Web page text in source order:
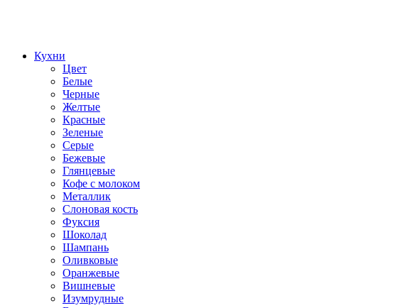
Кухни
Цвет
Белые
Черные
Желтые
Красные
Зеленые
Серые
Бежевые
Глянцевые
Кофе с молоком
Металлик
Слоновая кость
Фуксия
Шоколад
Шампань
Оливковые
Оранжевые
Вишневые
Изумрудные